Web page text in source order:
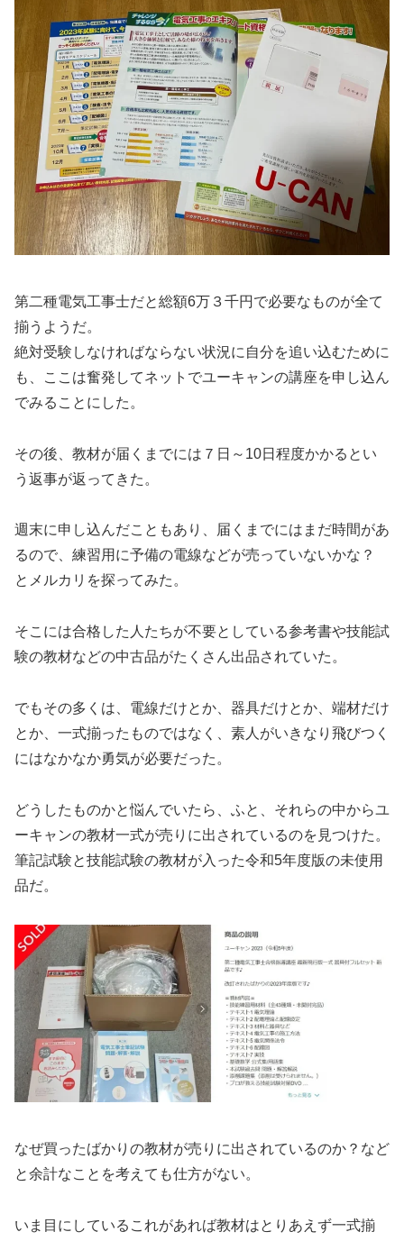
第二種電気工事士だと総額6万３千円で必要なものが全て
揃うようだ。
絶対受験しなければならない状況に自分を追い込むために
も、ここは奮発してネットでユーキャンの講座を申し込ん
でみることにした。
その後、教材が届くまでには７日～10日程度かかるとい
う返事が返ってきた。
週末に申し込んだこともあり、届くまでにはまだ時間があ
るので、練習用に予備の電線などが売っていないかな？
とメルカリを探ってみた。
そこには合格した人たちが不要としている参考書や技能試
験の教材などの中古品がたくさん出品されていた。
でもその多くは、電線だけとか、器具だけとか、端材だけ
とか、一式揃ったものではなく、素人がいきなり飛びつく
にはなかなか勇気が必要だった。
どうしたものかと悩んでいたら、ふと、それらの中からユ
ーキャンの教材一式が売りに出されているのを見つけた。
筆記試験と技能試験の教材が入った令和5年度版の未使用
品だ。
なぜ買ったばかりの教材が売りに出されているのか？など
と余計なことを考えても仕方がない。
いま目にしているこれがあれば教材はとりあえず一式揃